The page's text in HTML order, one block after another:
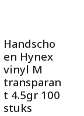
Handscho
en Hynex
vinyl M
transparan
t 4.5gr 100
stuks